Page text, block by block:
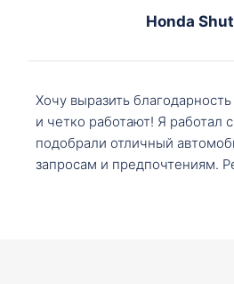
Honda
Хочу выразить
и четко работают! Я работал
подобрали отличный
запросам и предпочтениям.